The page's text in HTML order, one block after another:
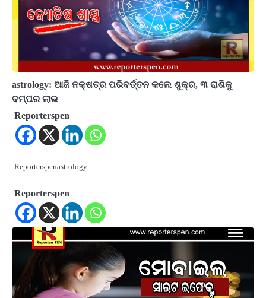
astrology: ଆଜି ନକ୍ଷତ୍ର ପରିବର୍ତ୍ତନ କଲେ ଶୁକ୍ର, ୩ ରାଶିକୁ
ବମ୍ପର ଲାଭ
Reporterspen
Reporterspenastrology:…
Reporterspen